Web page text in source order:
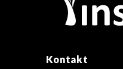
Kontakt